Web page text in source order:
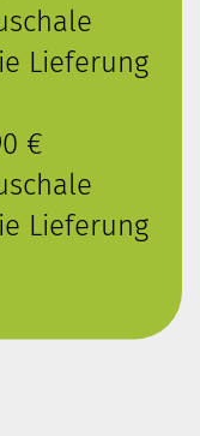
Lieferung
€
Lieferung